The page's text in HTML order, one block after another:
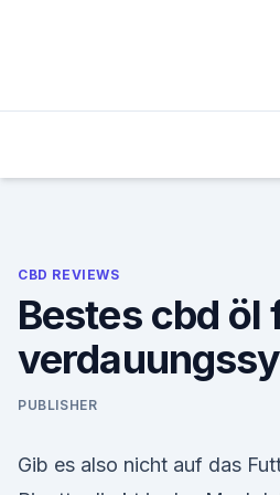
CBD REVIEWS
Bestes cbd öl
PUBLISHER
Gib es also nicht auf das